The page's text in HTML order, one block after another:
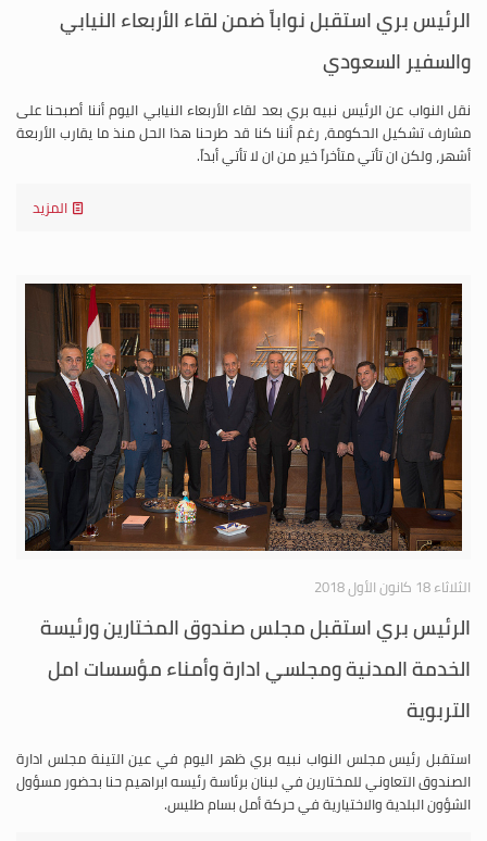
الرئيس بري استقبل نواباً ضمن لقاء الأربعاء النيابي
والسفير السعودي
نقل النواب عن الرئيس نبيه بري بعد لقاء الأربعاء النيابي اليوم أننا أصبحنا على
مشارف تشكيل الحكومة، رغم أننا كنا قد طرحنا هذا الحل منذ ما يقارب الأربعة
أشهر، ولكن ان تأتي متأخراً خير من ان لا تأتي أبداً.
المزيد
الثلاثاء 18 كانون الأول 2018
الرئيس بري استقبل مجلس صندوق المختارين ورئيسة
الخدمة المدنية ومجلسي ادارة وأمناء مؤسسات امل
التربوية
استقبل رئيس مجلس النواب نبيه بري ظهر اليوم في عين التينة مجلس ادارة
الصندوق التعاوني للمختارين في لبنان برئاسة رئيسه ابراهيم حنا بحضور مسؤول
الشؤون البلدية والاختيارية في حركة أمل بسام طليس.